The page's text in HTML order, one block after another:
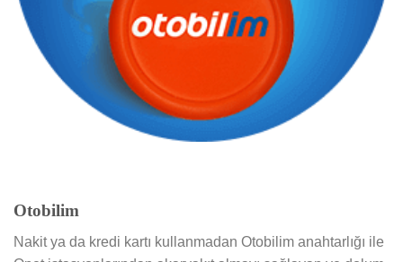
Otobilim
Nakit ya da kredi kartı kullanmadan Otobilim anahtarlığı ile